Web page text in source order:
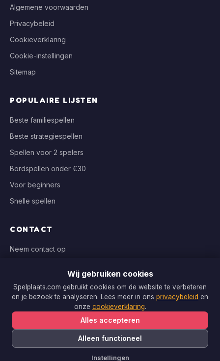
Algemene voorwaarden
Privacybeleid
Cookieverklaring
Cookie-instellingen
Sitemap
POPULAIRE LIJSTEN
Beste familiespellen
Beste strategiespellen
Spellen voor 2 spelers
Bordspellen onder €30
Voor beginners
Snelle spellen
CONTACT
Neem contact op
WIJ VERGELIJKEN BIJ
Bol.com, Spellenrijk, Boardgameshop.nl
Copyright © 2026 Spelplaats.com. Alle rechten voorbehouden.
Wij gebruiken cookies
Spelplaats.com gebruikt cookies om de website te verbeteren
en je bezoek te analyseren. Lees meer in ons privacybeleid en
onze cookieverklaring.
Alles accepteren
Alleen functioneel
Instellingen